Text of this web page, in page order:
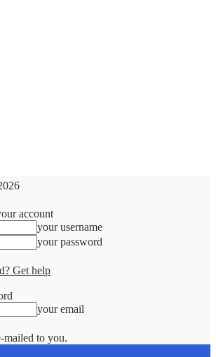
account
your username
your password
Get help
your email
mailed to you.